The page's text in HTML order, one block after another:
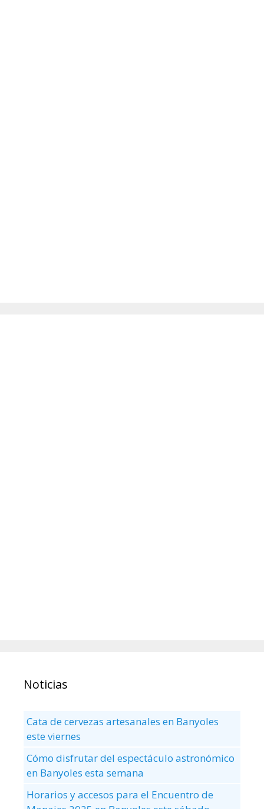
Noticias
Cata de cervezas artesanales en Banyoles
este viernes
Cómo disfrutar del espectáculo astronómico
en Banyoles esta semana
Horarios y accesos para el Encuentro de